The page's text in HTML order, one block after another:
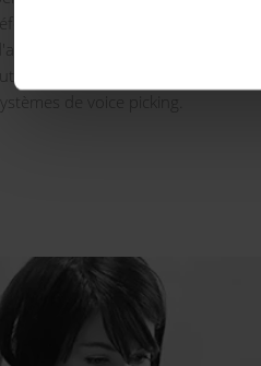
références avec des dispositifs
la productivité jusqu'à
de papier, de terminaux
de voice picking.